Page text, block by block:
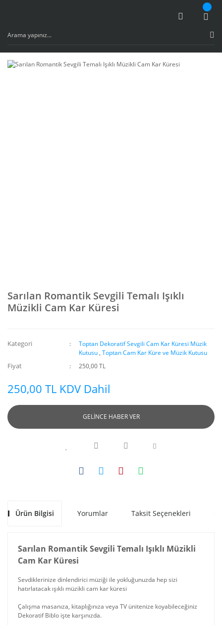
Sarılan Romantik Sevgili Temalı Işıklı
Müzikli Cam Kar Küresi
Kategori
Toptan Dekoratif Sevgili Cam Kar Küresi Müzik
Kutusu ,Toptan Cam Kar Küre ve Müzik Kutusu
Fiyat 250,00 TL
250,00 TL KDV Dahil
GELİNCE HABER VER
Ürün Bilgisi Yorumlar Taksit Seçenekleri
Sarılan Romantik Sevgili Temalı Işıklı Müzikli
Cam Kar Küresi
Sevdiklerinize dinlendirici müziği ile yokluğunuzda hep sizi
hatırlatacak ışıklı müzikli cam kar küresi
Çalışma masanıza, kitaplığınıza veya TV ünitenize koyabileceğiniz
Dekoratif Biblo işte karşınızda.